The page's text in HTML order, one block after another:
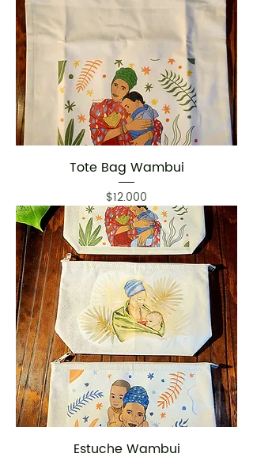
Tote Bag Wambui
Precio
$12.000
Estuche Wambui